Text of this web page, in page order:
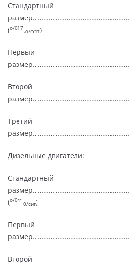
Стандартный
(о/017.0/ОЭ7)
Первый
Второй
Третий
Дизельные двигатели:
Стандартный
(о/0гг
0/сиг)
Первый
Второй